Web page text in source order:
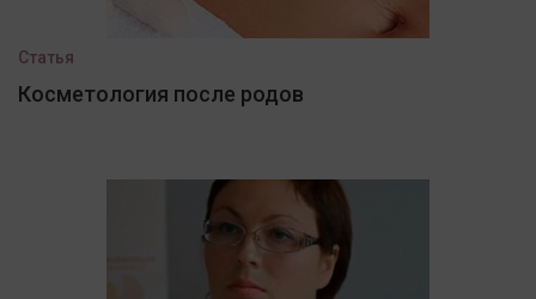
Статья
Косметология после родов